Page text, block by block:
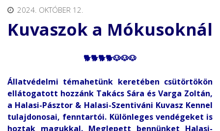
2024. OKTÓBER 12.
Kuvaszok a Mókusoknál
🐕🐕🐕🐕🐶🐶🐶
Állatvédelmi témahetünk keretében csütörtökön
ellátogatott hozzánk Takács Sára és Varga Zoltán,
a Halasi-Pásztor & Halasi-Szentiváni Kuvasz Kennel
tulajdonosai, fenntartói. Különleges vendégeket is
hoztak magukkal. Meglepett bennünket Halasi-